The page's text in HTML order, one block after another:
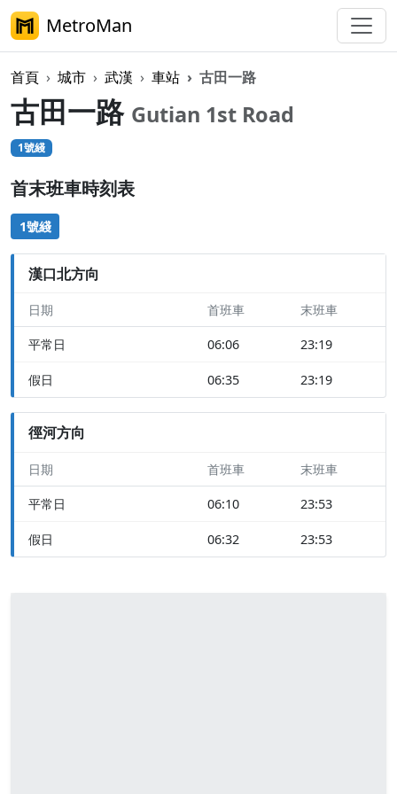
MetroMan
首頁 城市 武漢 車站 古田一路
古田一路 Gutian 1st Road
1號綫
首末班車時刻表
1號綫
漢口北方向
日期 首班車 末班車
平常日 06:06 23:19
假日 06:35 23:19
徑河方向
日期 首班車 末班車
平常日 06:10 23:53
假日 06:32 23:53